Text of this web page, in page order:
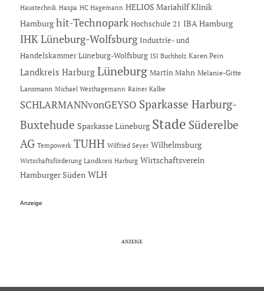
Haustechnik Haspa HC Hagemann HELIOS Mariahilf Klinik
Hamburg hit-Technopark Hochschule 21 IBA Hamburg
IHK Lüneburg-Wolfsburg Industrie- und
Handelskammer Lüneburg-Wolfsburg ISI Buchholz Karen Pein
Landkreis Harburg Lüneburg Martin Mahn Melanie-Gitte
Lansmann Michael Westhagemann Rainer Kalbe
SCHLARMANNvonGEYSO Sparkasse Harburg-
Buxtehude Sparkasse Lüneburg Stade Süderelbe
AG Tempowerk TUHH Wilfried Seyer Wilhelmsburg
Wirtschaftsförderung Landkreis Harburg Wirtschaftsverein
Hamburger Süden WLH
Anzeige